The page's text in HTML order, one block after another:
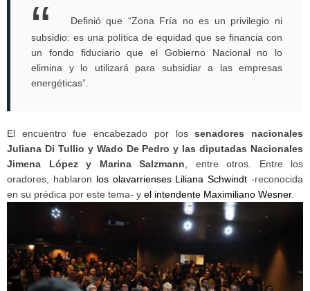
Definió que “Zona Fría no es un privilegio ni
subsidio: es una política de equidad que se financia con
un fondo fiduciario que el Gobierno Nacional no lo
elimina y lo utilizará para subsidiar a las empresas
energéticas”.
El encuentro fue encabezado por lossenadores nacionales
Juliana Di Tullio y Wado De Pedro y las diputadas Nacionales
Jimena López y Marina Salzmann, entre otros. Entre los
oradores, hablaron los olavarrienses Liliana Schwindt -reconocida
en su prédica por este tema- y el intendente Maximiliano Wesner.